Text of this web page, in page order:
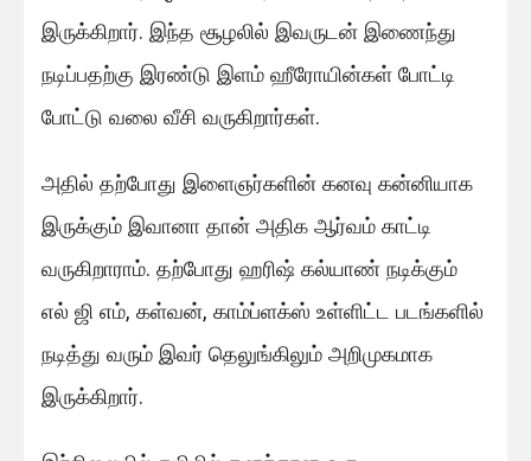
இருக்கிறார். இந்த சூழலில் இவருடன் இணைந்து
நடிப்பதற்கு இரண்டு இளம் ஹீரோயின்கள் போட்டி
போட்டு வலை வீசி வருகிறார்கள்.
அதில் தற்போது இளைஞர்களின் கனவு கன்னியாக
இருக்கும் இவானா தான் அதிக ஆர்வம் காட்டி
வருகிறாராம். தற்போது ஹரிஷ் கல்யாண் நடிக்கும்
எல் ஜி எம், கள்வன், காம்ப்ளக்ஸ் உள்ளிட்ட படங்களில்
நடித்து வரும் இவர் தெலுங்கிலும் அறிமுகமாக
இருக்கிறார்.